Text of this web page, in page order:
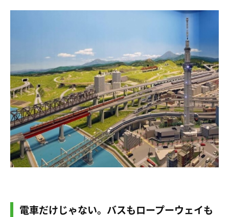
電車だけじゃない。バスもロープーウェイも